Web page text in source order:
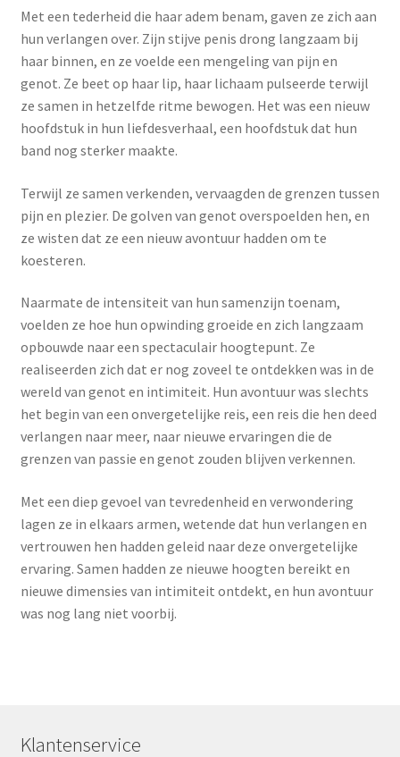
Met een tederheid die haar adem benam, gaven ze zich aan
hun verlangen over. Zijn stijve penis drong langzaam bij
haar binnen, en ze voelde een mengeling van pijn en
genot. Ze beet op haar lip, haar lichaam pulseerde terwijl
ze samen in hetzelfde ritme bewogen. Het was een nieuw
hoofdstuk in hun liefdesverhaal, een hoofdstuk dat hun
band nog sterker maakte.
Terwijl ze samen verkenden, vervaagden de grenzen tussen
pijn en plezier. De golven van genot overspoelden hen, en
ze wisten dat ze een nieuw avontuur hadden om te
koesteren.
Naarmate de intensiteit van hun samenzijn toenam,
voelden ze hoe hun opwinding groeide en zich langzaam
opbouwde naar een spectaculair hoogtepunt. Ze
realiseerden zich dat er nog zoveel te ontdekken was in de
wereld van genot en intimiteit. Hun avontuur was slechts
het begin van een onvergetelijke reis, een reis die hen deed
verlangen naar meer, naar nieuwe ervaringen die de
grenzen van passie en genot zouden blijven verkennen.
Met een diep gevoel van tevredenheid en verwondering
lagen ze in elkaars armen, wetende dat hun verlangen en
vertrouwen hen hadden geleid naar deze onvergetelijke
ervaring. Samen hadden ze nieuwe hoogten bereikt en
nieuwe dimensies van intimiteit ontdekt, en hun avontuur
was nog lang niet voorbij.
Klantenservice